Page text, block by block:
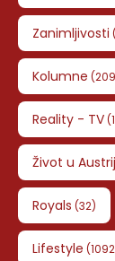
Zanimljivosti (
Kolumne (209
Reality - TV(
Život u
Royals (32)
Lifestyle (1092